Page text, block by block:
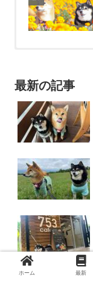
最新の記事
ホーム 最新